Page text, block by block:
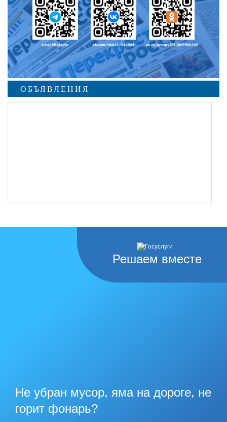
ОБЪЯВЛЕНИЯ
Решаем вместе
Не убран мусор, яма на дороге, не
горит фонарь?